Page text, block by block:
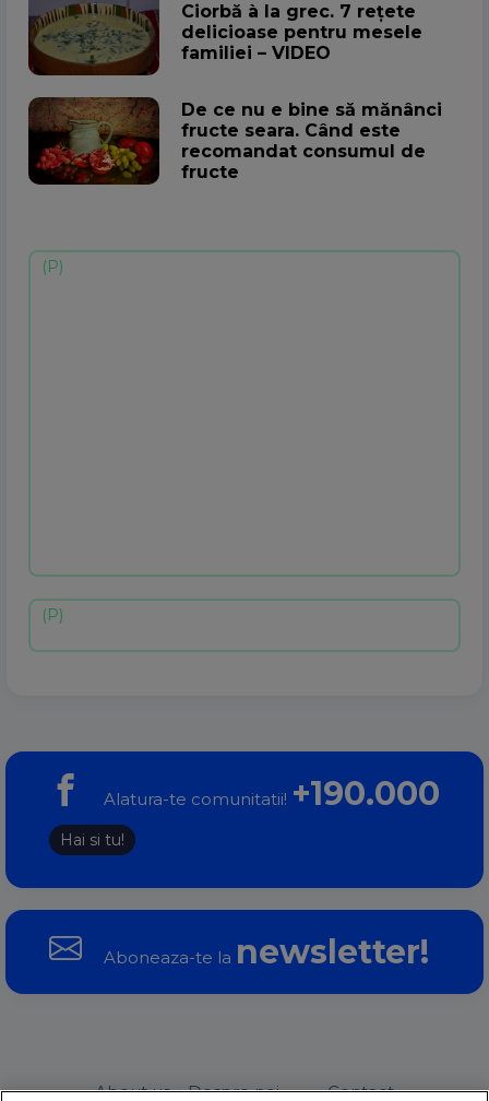
Ciorbă à la grec. 7 rețete
delicioase pentru mesele
familiei – VIDEO
De ce nu e bine să mănânci
fructe seara. Când este
recomandat consumul de
fructe
Alatura-te comunitatii! +190.000
Hai si tu!
Aboneaza-te la newsletter!
About us – Despre noi Contact